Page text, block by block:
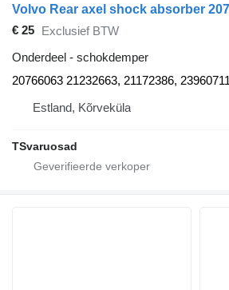
€ 25 Exclusief BTW
Onderdeel - schokdemper
20766063 21232663, 21172386, 23960711
Estland, Kõrveküla
TSvaruosad